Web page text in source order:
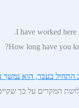
בעבר, הוא נמשך
המקרים על כך